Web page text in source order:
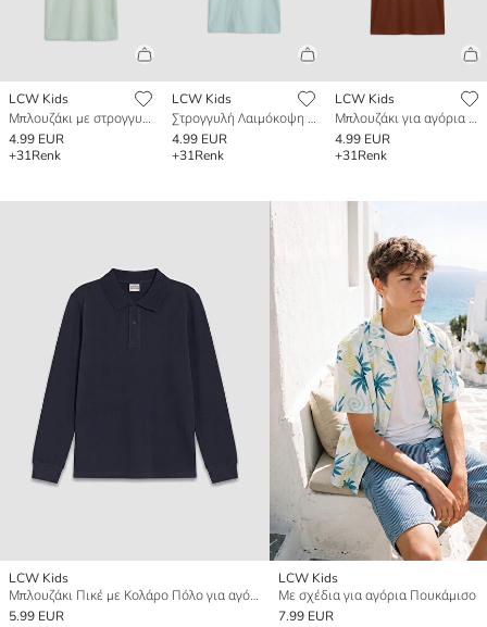
LCW Kids
Μπλουζάκι με στρογγυλή λαιμόκοψη και κοντό μανίκι για αγόρια
4.99 EUR
+31Renk
LCW Kids
Στρογγυλή Λαιμόκοψη Κοντό Μανίκι για Αγόρια Μπλουζάκι
4.99 EUR
+31Renk
LCW Kids
Μπλουζάκι για αγόρια με κοντό μανίκι και στρογγυλή λαιμόκοψη
4.99 EUR
+31Renk
LCW Kids
Μπλουζάκι Πικέ με Κολάρο Πόλο για αγόρια
5.99 EUR
LCW Kids
Με σχέδια για αγόρια Πουκάμισο
7.99 EUR